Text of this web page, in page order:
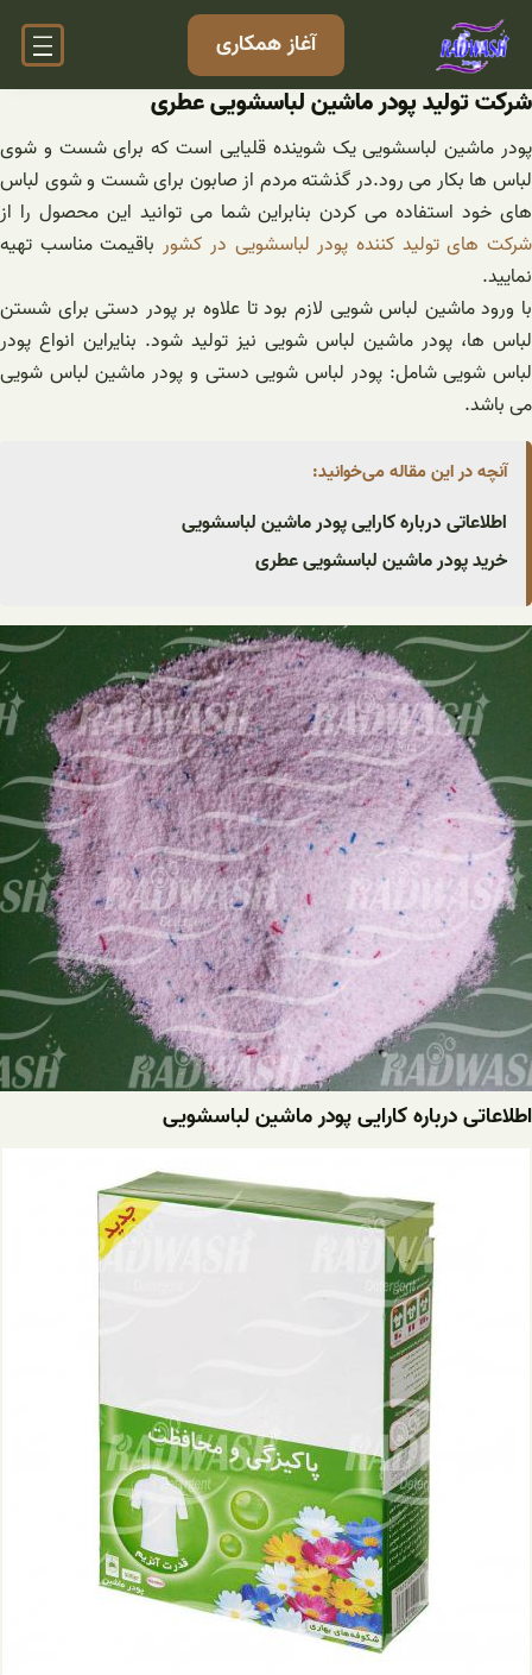
رفتن
آغاز همکاری
شرکت تولید پودر ماشین لباسشویی عطری
پودر ماشین لباسشویی یک شوینده قلیایی است که برای شست و شوی
لباس ها بکار می رود.در گذشته مردم از صابون برای شست و شوی لباس
های خود استفاده می کردن بنابراین شما می توانید این محصول را از
شرکت های تولید کننده پودر لباسشویی در کشور باقیمت مناسب تهیه
نمایید.
با ورود ماشین لباس شویی لازم بود تا علاوه بر پودر دستی برای شستن
لباس ها، پودر ماشین لباس شویی نیز تولید شود. بنایراین انواع پودر
لباس شویی شامل: پودر لباس شویی دستی و پودر ماشین لباس شویی
می باشد.
آنچه در این مقاله می‌خوانید:
اطلاعاتی درباره کارایی پودر ماشین لباسشویی
خرید پودر ماشین لباسشویی عطری
اطلاعاتی درباره کارایی پودر ماشین لباسشویی